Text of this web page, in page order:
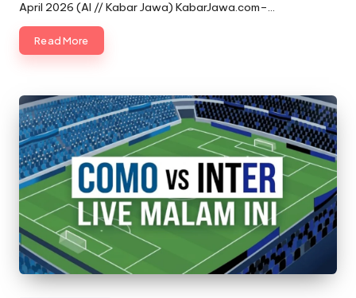
April 2026 (AI // Kabar Jawa) KabarJawa.com–…
Read More